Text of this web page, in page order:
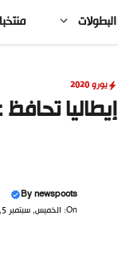
البطولات
يورو 2020
إيطاليا
Bynewspoots
On: الخميس, سبتمبر 5, 2019 7:47 مساءً